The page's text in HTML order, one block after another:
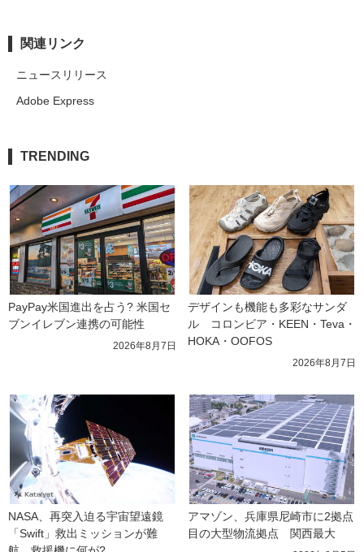
関連リンク
ニュースリリース
Adobe Express
TRENDING
PayPay米国進出を占う? 米国セ
ブンイレブン連携の可能性
2026年8月7日
デザインも機能も多彩なサンダ
ル　コロンビア・KEEN・Teva・
HOKA・OOFOS
2026年8月7日
NASA、再突入迫る宇宙望遠鏡
「Swift」救出ミッションが難
アマゾン、兵庫県尼崎市に2拠点
目の大型物流拠点　関西最大